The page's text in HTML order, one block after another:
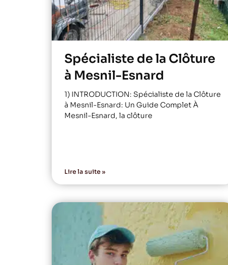
Spécialiste de la Clôture
à Mesnil-Esnard
1) INTRODUCTION: Spécialiste de la Clôture
à Mesnil-Esnard: Un Guide Complet À
Mesnil-Esnard, la clôture
Lire la suite »